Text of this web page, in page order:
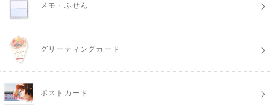
メモ・ふせん
グリーティングカード
ポストカード